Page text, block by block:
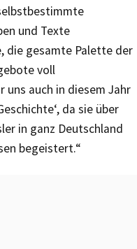
und Texte
die gesamte Palette der
voll
uns auch in diesem Jahr
da sie über
in ganz Deutschland
begeistert.“